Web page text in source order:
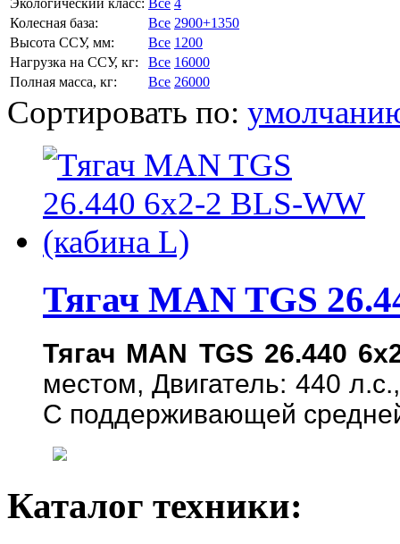
Колесная база:
Все 2900+1350
Высота ССУ, мм:
Все 1200
Нагрузка на ССУ, кг:
Все 16000
Полная масса, кг:
Все 26000
Сортировать по:
Тягач MAN TGS
Тягач MAN TGS 26.440
местом, Двигатель: 440
С поддерживающей
Каталог техники: